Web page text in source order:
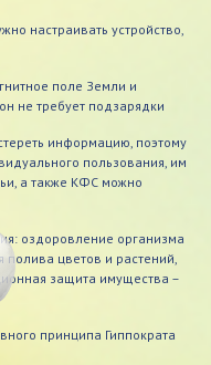
настраивать устройство,
поле Земли и
не требует подзарядки
информацию, поэтому
пользования, им
а также КФС можно
оздоровление организма
полива цветов и растений,
защита имущества –
принципа Гиппократа